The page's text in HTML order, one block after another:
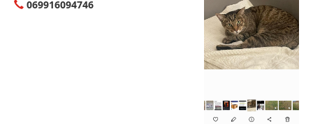
069916094746